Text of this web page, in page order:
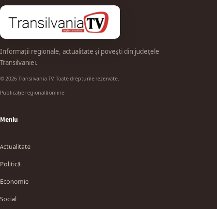
Informații regionale, actualitate și povești din județele
Transilvaniei.
© 2026 Transilvania TV. Toate drepturile rezervate.
Publicație regională online
Meniu
Actualitate
Politică
Economie
Social